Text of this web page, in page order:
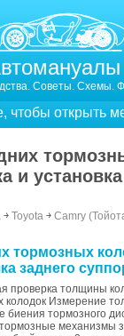
Советы. Схемы.
чтобы открыть
и
￫ Toyota ￫ Camry
тормозных
заднего
проверка толщины
колодок Измерение
биения тормозного
механизмы